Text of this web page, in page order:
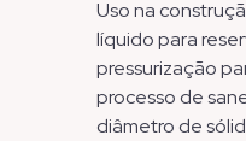
uso na construção civil/predial, indústria, circulação, filtragens, bombeamento do
líquido para
pressurização
processo de
diâmetro de